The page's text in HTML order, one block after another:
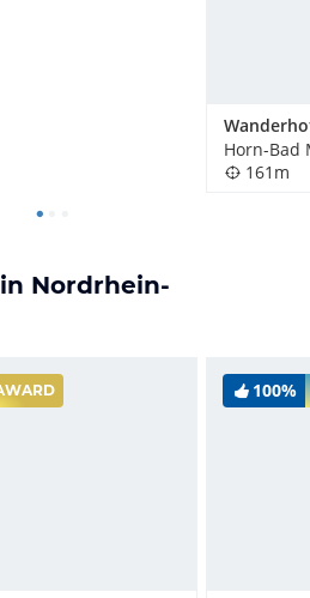
Horn-Bad
161m
Nordrhein-
100%